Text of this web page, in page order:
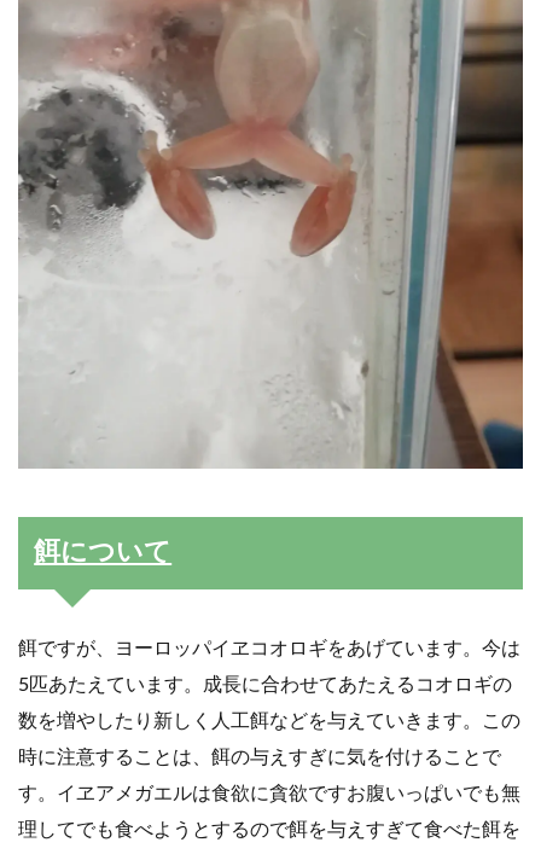
餌について
餌ですが、ヨーロッパイヱコオロギをあげています。今は
5匹あたえています。成長に合わせてあたえるコオロギの
数を増やしたり新しく人工餌などを与えていきます。この
時に注意することは、餌の与えすぎに気を付けることで
す。イヱアメガエルは食欲に貪欲ですお腹いっぱいでも無
理してでも食べようとするので餌を与えすぎて食べた餌を